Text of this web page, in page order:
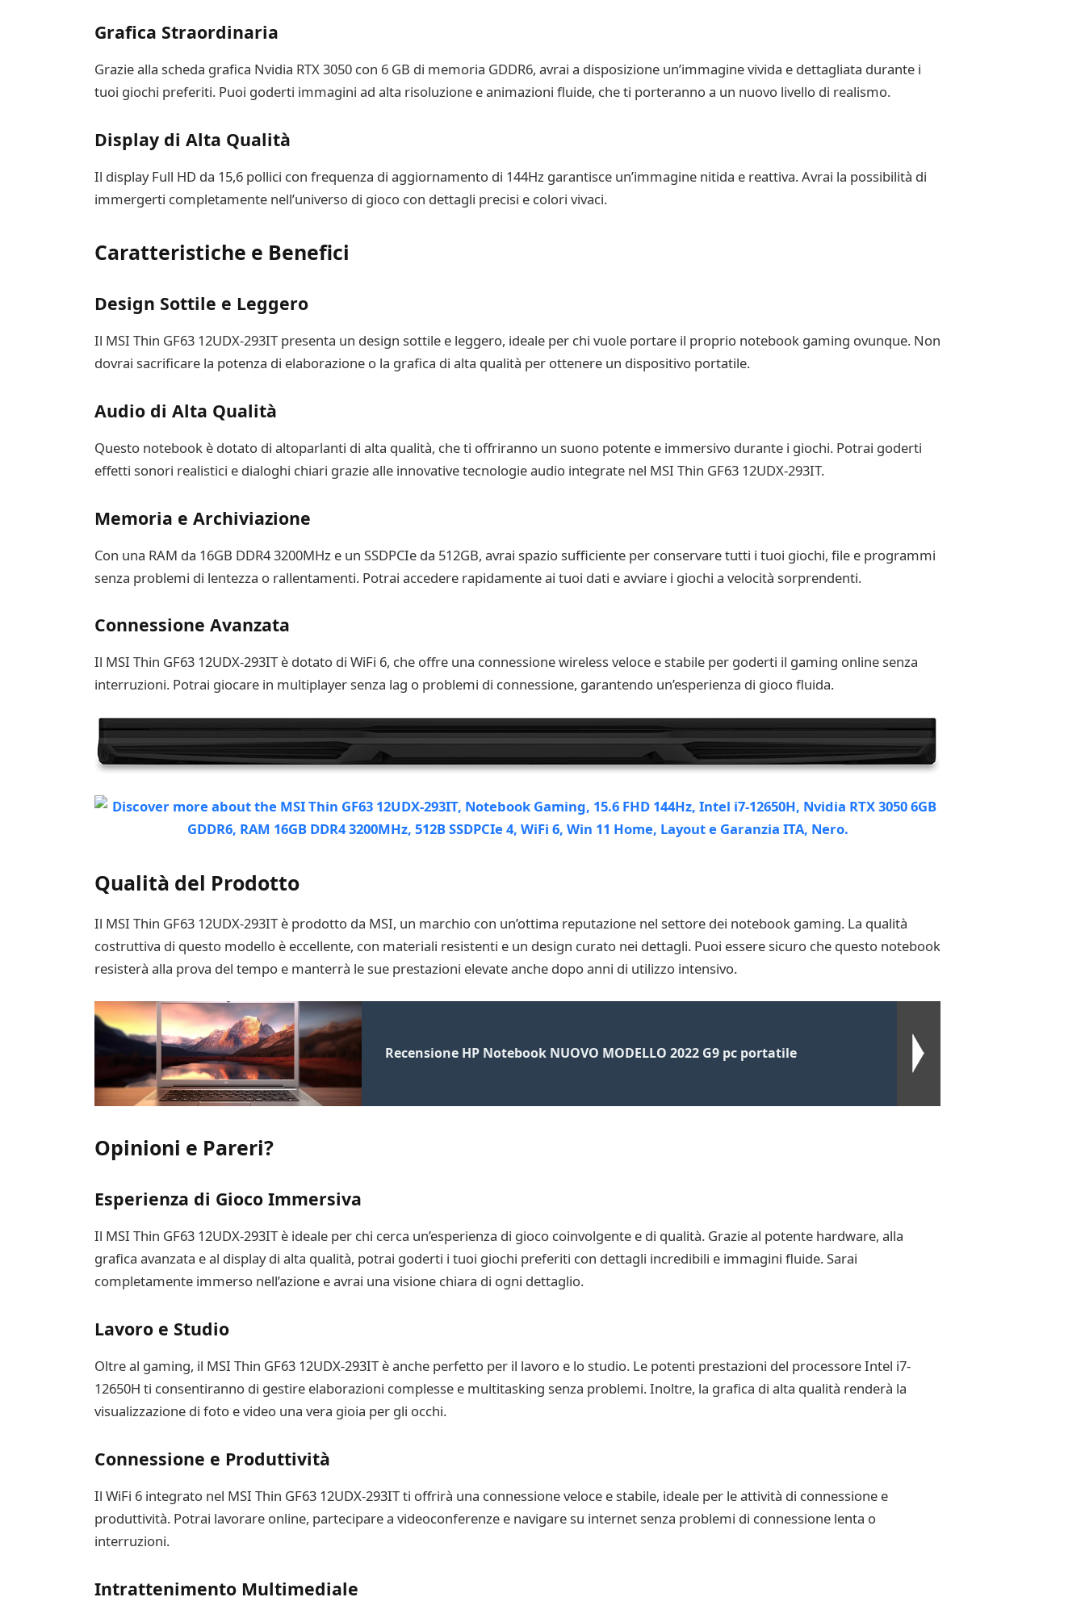
Grafica Straordinaria
Grazie alla scheda grafica Nvidia RTX 3050 con 6 GB di memoria GDDR6, avrai a disposizione un’immagine vivida e dettagliata durante i
tuoi giochi preferiti. Puoi goderti immagini ad alta risoluzione e animazioni fluide, che ti porteranno a un nuovo livello di realismo.
Display di Alta Qualità
Il display Full HD da 15,6 pollici con frequenza di aggiornamento di 144Hz garantisce un’immagine nitida e reattiva. Avrai la possibilità di
immergerti completamente nell’universo di gioco con dettagli precisi e colori vivaci.
Caratteristiche e Benefici
Design Sottile e Leggero
Il MSI Thin GF63 12UDX-293IT presenta un design sottile e leggero, ideale per chi vuole portare il proprio notebook gaming ovunque. Non
dovrai sacrificare la potenza di elaborazione o la grafica di alta qualità per ottenere un dispositivo portatile.
Audio di Alta Qualità
Questo notebook è dotato di altoparlanti di alta qualità, che ti offriranno un suono potente e immersivo durante i giochi. Potrai goderti
effetti sonori realistici e dialoghi chiari grazie alle innovative tecnologie audio integrate nel MSI Thin GF63 12UDX-293IT.
Memoria e Archiviazione
Con una RAM da 16GB DDR4 3200MHz e un SSDPCIe da 512GB, avrai spazio sufficiente per conservare tutti i tuoi giochi, file e programmi
senza problemi di lentezza o rallentamenti. Potrai accedere rapidamente ai tuoi dati e avviare i giochi a velocità sorprendenti.
Connessione Avanzata
Il MSI Thin GF63 12UDX-293IT è dotato di WiFi 6, che offre una connessione wireless veloce e stabile per goderti il gaming online senza
interruzioni. Potrai giocare in multiplayer senza lag o problemi di connessione, garantendo un’esperienza di gioco fluida.
Qualità del Prodotto
Il MSI Thin GF63 12UDX-293IT è prodotto da MSI, un marchio con un’ottima reputazione nel settore dei notebook gaming. La qualità
costruttiva di questo modello è eccellente, con materiali resistenti e un design curato nei dettagli. Puoi essere sicuro che questo notebook
resisterà alla prova del tempo e manterrà le sue prestazioni elevate anche dopo anni di utilizzo intensivo.
Recensione HP Notebook NUOVO MODELLO 2022 G9 pc portatile
Opinioni e Pareri?
Esperienza di Gioco Immersiva
Il MSI Thin GF63 12UDX-293IT è ideale per chi cerca un’esperienza di gioco coinvolgente e di qualità. Grazie al potente hardware, alla
grafica avanzata e al display di alta qualità, potrai goderti i tuoi giochi preferiti con dettagli incredibili e immagini fluide. Sarai
completamente immerso nell’azione e avrai una visione chiara di ogni dettaglio.
Lavoro e Studio
Oltre al gaming, il MSI Thin GF63 12UDX-293IT è anche perfetto per il lavoro e lo studio. Le potenti prestazioni del processore Intel i7-
12650H ti consentiranno di gestire elaborazioni complesse e multitasking senza problemi. Inoltre, la grafica di alta qualità renderà la
visualizzazione di foto e video una vera gioia per gli occhi.
Connessione e Produttività
Il WiFi 6 integrato nel MSI Thin GF63 12UDX-293IT ti offrirà una connessione veloce e stabile, ideale per le attività di connessione e
produttività. Potrai lavorare online, partecipare a videoconferenze e navigare su internet senza problemi di connessione lenta o
interruzioni.
Intrattenimento Multimediale